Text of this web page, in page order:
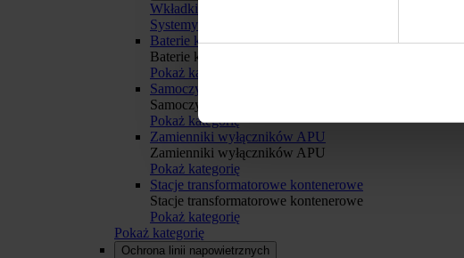
Wkładki bezpiecznikowe
Systemy szyn zbiorczych APASYS 60 mm
Baterie kondensatorów BK
Baterie kondensatorów BK
Pokaż kategorię
Samoczynne Załączanie Rezerwy SZR
Samoczynne Załączanie Rezerwy SZR
Pokaż kategorię
Zamienniki wyłączników APU
Zamienniki wyłączników APU
Pokaż kategorię
Stacje transformatorowe kontenerowe
Stacje transformatorowe kontenerowe
Pokaż kategorię
Pokaż kategorię
Ochrona linii napowietrznych